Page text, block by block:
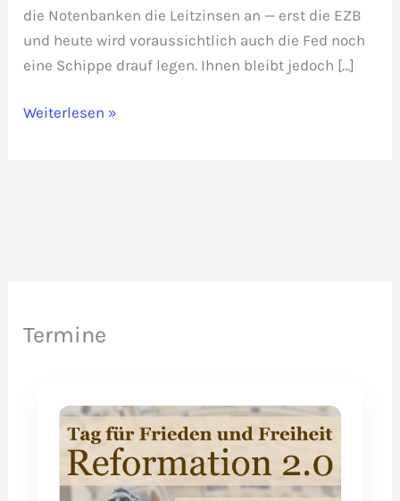
die Notenbanken die Leitzinsen an — erst die EZB
und heute wird voraussichtlich auch die Fed noch
eine Schippe drauf legen. Ihnen bleibt jedoch […]
Steht
Weiterlesen »
Termine